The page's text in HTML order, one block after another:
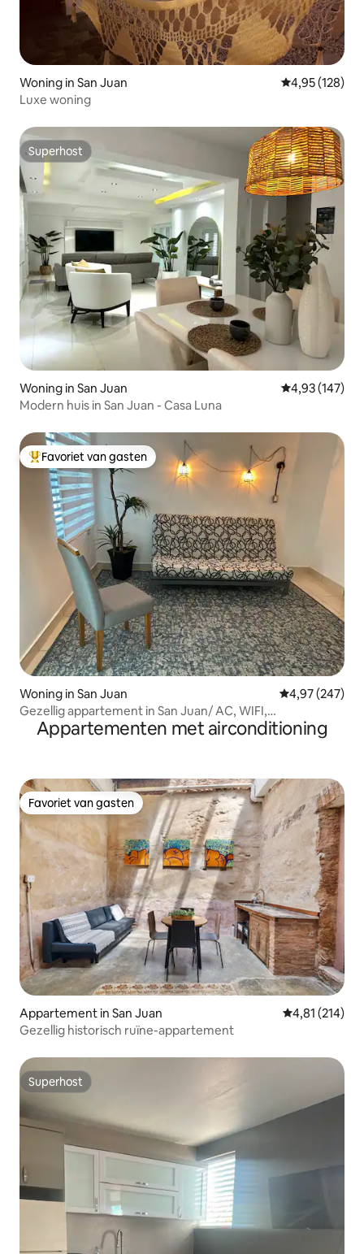
Woning in San Juan Gemiddelde
4,95 (128)
Luxe woning
Superhost
Superhost
Woning in San Juan Gemiddelde
4,93 (147)
Modern huis in San Juan - Casa Luna
Topfavoriet van gasten
Favoriet van gasten
Woning in San Juan Gemiddelde
4,97 (247)
Gezellig appartement in San Juan/ AC, WIFI,
parkeerplaats
Appartementen met airconditioning
Favoriet van gasten
Favoriet van gasten
Appartement in San Juan Gemiddelde
4,81 (214)
Gezellig historisch ruïne-appartement
Superhost
Superhost